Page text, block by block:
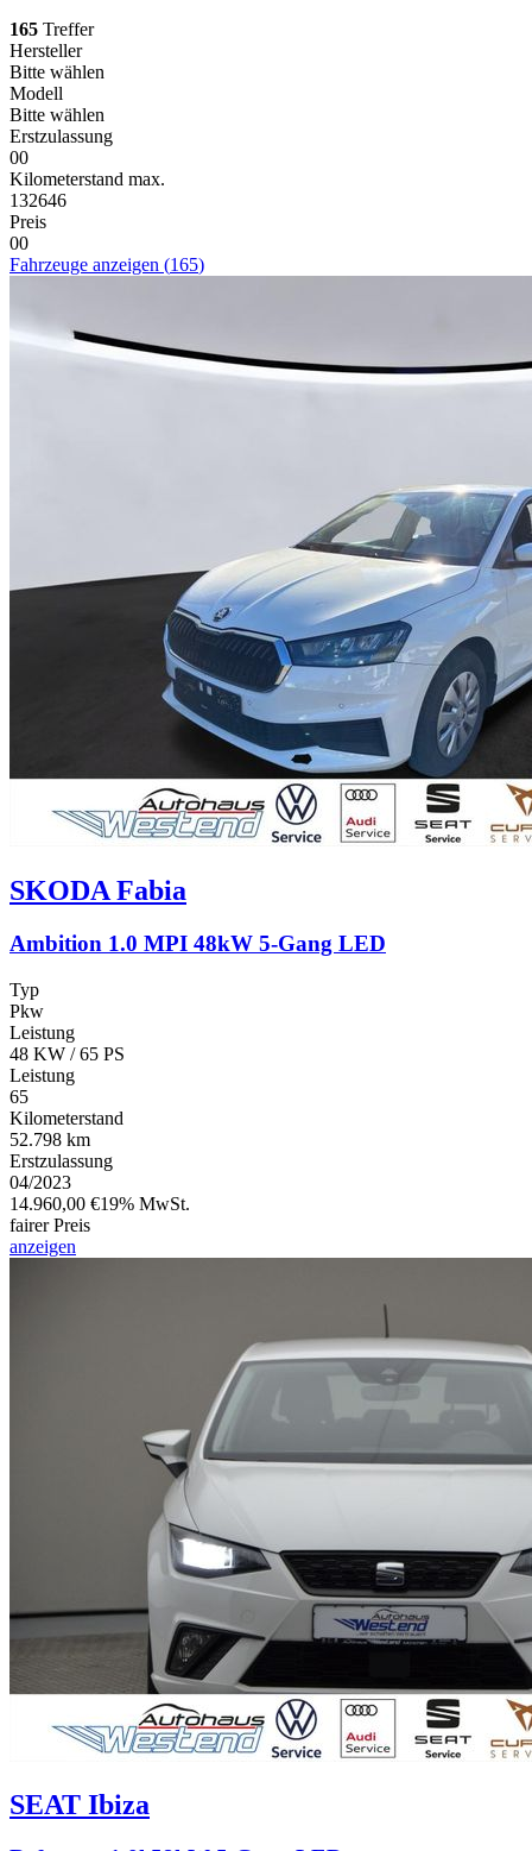
165 Treffer
Hersteller
Bitte wählen
Modell
Bitte wählen
Erstzulassung
00
Kilometerstand max.
132646
Preis
00
Fahrzeuge anzeigen (165)
SKODA Fabia
Ambition 1.0 MPI 48kW 5-Gang LED
Typ
Pkw
Leistung
48 KW / 65 PS
Leistung
65
Kilometerstand
52.798 km
Erstzulassung
04/2023
14.960,00 €19% MwSt.
fairer Preis
anzeigen
SEAT Ibiza